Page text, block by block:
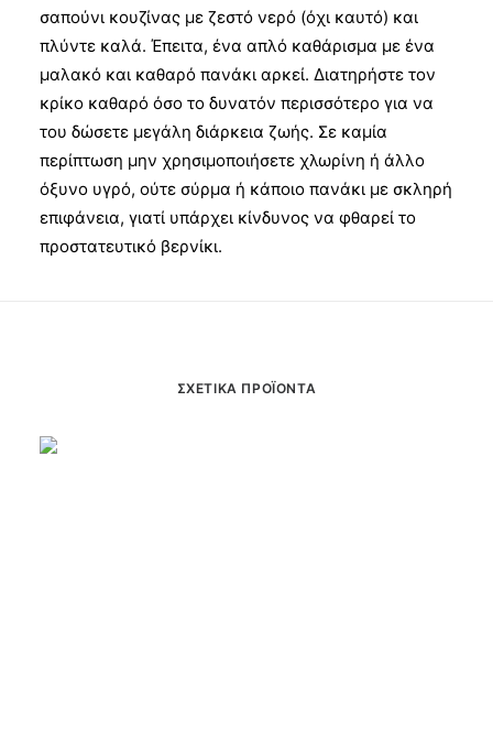
σαπούνι κουζίνας με ζεστό νερό (όχι καυτό) και
πλύντε καλά. Έπειτα, ένα απλό καθάρισμα με ένα
μαλακό και καθαρό πανάκι αρκεί. Διατηρήστε τον
κρίκο καθαρό όσο το δυνατόν περισσότερο για να
του δώσετε μεγάλη διάρκεια ζωής. Σε καμία
περίπτωση μην χρησιμοποιήσετε χλωρίνη ή άλλο
όξυνο υγρό, ούτε σύρμα ή κάποιο πανάκι με σκληρή
επιφάνεια, γιατί υπάρχει κίνδυνος να φθαρεί το
προστατευτικό βερνίκι.
ΣΧΕΤΙΚΆ ΠΡΟΪΌΝΤΑ